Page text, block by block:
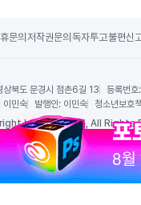
문의 저작권문의 독자투고불편신
상북도 문경시 점촌6길 13 등록번호:
이민숙 발행인: 이민숙 청소년보호
right by 문경매일신문, All Rights